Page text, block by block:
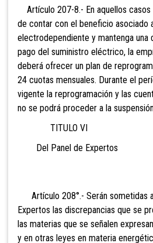
Artículo 207-8.- En aquellos casos
de contar con el beneficio asociado
electrodependiente y mantenga una
pago del suministro eléctrico, la
deberá ofrecer un plan de
24 cuotas mensuales. Durante el
vigente la reprogramación y las
no se podrá proceder a la
TITULO VI
Del Panel de Expertos
Artículo 208°.- Serán sometidas
Expertos las discrepancias que se
las materias que se señalen
y en otras leyes en materia